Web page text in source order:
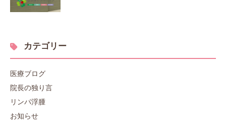
カテゴリー
医療ブログ
院長の独り言
リンパ浮腫
お知らせ